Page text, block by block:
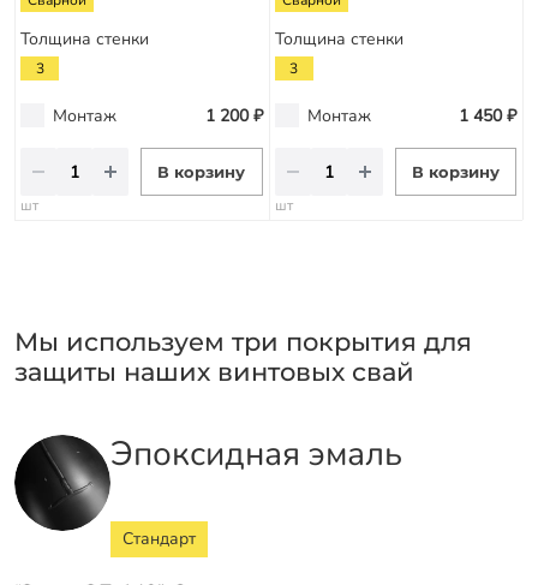
Толщина стенки
3
Монтаж 1 200 ₽
В корзину
шт
Толщина стенки
3
Монтаж 1 450 ₽
В корзину
шт
Мы используем три покрытия для
защиты наших винтовых свай
Эпоксидная эмаль
Стандарт